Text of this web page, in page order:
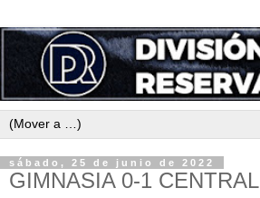
sábado, 25 de junio de 2022
GIMNASIA 0-1 CENTRAL